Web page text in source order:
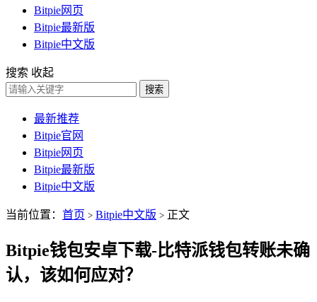
Bitpie网页
Bitpie最新版
Bitpie中文版
搜索 收起
搜索
最新推荐
Bitpie官网
Bitpie网页
Bitpie最新版
Bitpie中文版
当前位置： 首页 > Bitpie中文版 > 正文
Bitpie钱包安卓下载-比特派钱包转账未确
认，该如何应对？